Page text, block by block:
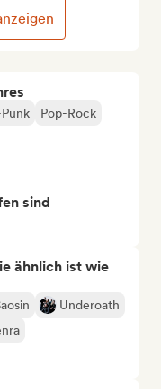
Pop-Rock
sind
ähnlich ist wie
Underoath